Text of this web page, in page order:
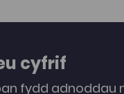
cyfrif
fydd adnoddau